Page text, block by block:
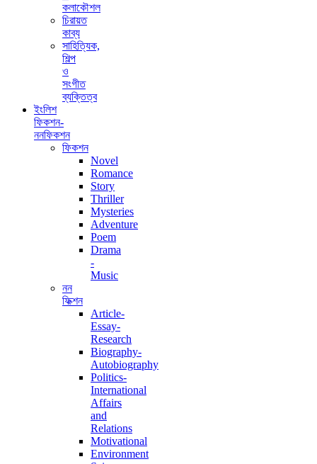
কলাকৌশল
চিরায়ত
কাব্য
সাহিত্যিক,
শিল্প
ও
সংগীত
ব্যক্তিত্ব
ইংলিশ
ফিকশন-
ননফিকশন
ফিকশন
Novel
Romance
Story
Thriller
Mysteries
Adventure
Poem
Drama
-
Music
নন
ফিক্শন
Article-
Essay-
Research
Biography-
Autobiography
Politics-
International
Affairs
and
Relations
Motivational
Environment